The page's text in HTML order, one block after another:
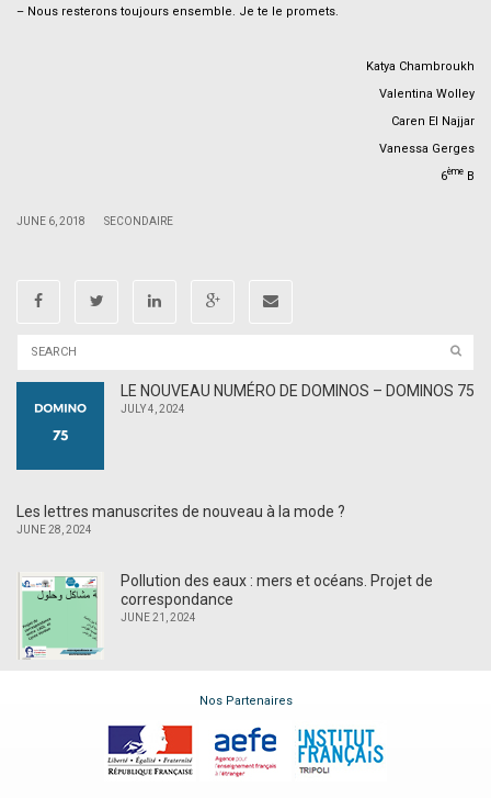
– Nous resterons toujours ensemble. Je te le promets.
Katya Chambroukh
Valentina Wolley
Caren El Najjar
Vanessa Gerges
6ème B
JUNE 6, 2018 SECONDAIRE
LE NOUVEAU NUMÉRO DE DOMINOS – DOMINOS 75
JULY 4, 2024
Les lettres manuscrites de nouveau à la mode ?
JUNE 28, 2024
Pollution des eaux : mers et océans. Projet de
correspondance
JUNE 21, 2024
Nos Partenaires